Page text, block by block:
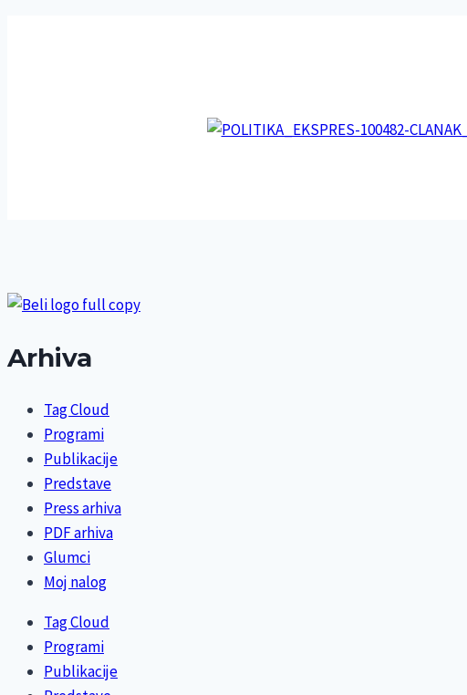
Arhiva
Tag Cloud
Programi
Publikacije
Predstave
Press arhiva
PDF arhiva
Glumci
Moj nalog
Tag Cloud
Programi
Publikacije